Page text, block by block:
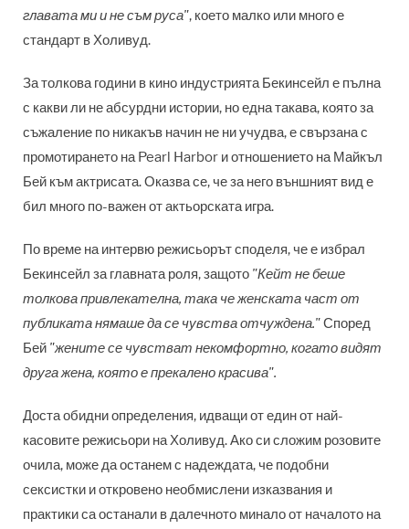
главата ми и не съм руса", което малко или много е
стандарт в Холивуд.
За толкова години в кино индустрията Бекинсейл е пълна
с какви ли не абсурдни истории, но една такава, която за
съжаление по никакъв начин не ни учудва, е свързана с
промотирането на Pearl Harbor и отношението на Майкъл
Бей към актрисата. Оказва се, че за него външният вид е
бил много по-важен от актьорската игра.
По време на интервю режисьорът споделя, че е избрал
Бекинсейл за главната роля, защото "Кейт не беше
толкова привлекателна, така че женската част от
публиката нямаше да се чувства отчуждена."Според
Бей "жените се чувстват некомфортно, когато видят
друга жена, която е прекалено красива".
Доста обидни определения, идващи от един от най-
касовите режисьори на Холивуд. Ако си сложим розовите
очила, може да останем с надеждата, че подобни
сексистки и откровено необмислени изказвания и
практики са останали в далечното минало от началото на